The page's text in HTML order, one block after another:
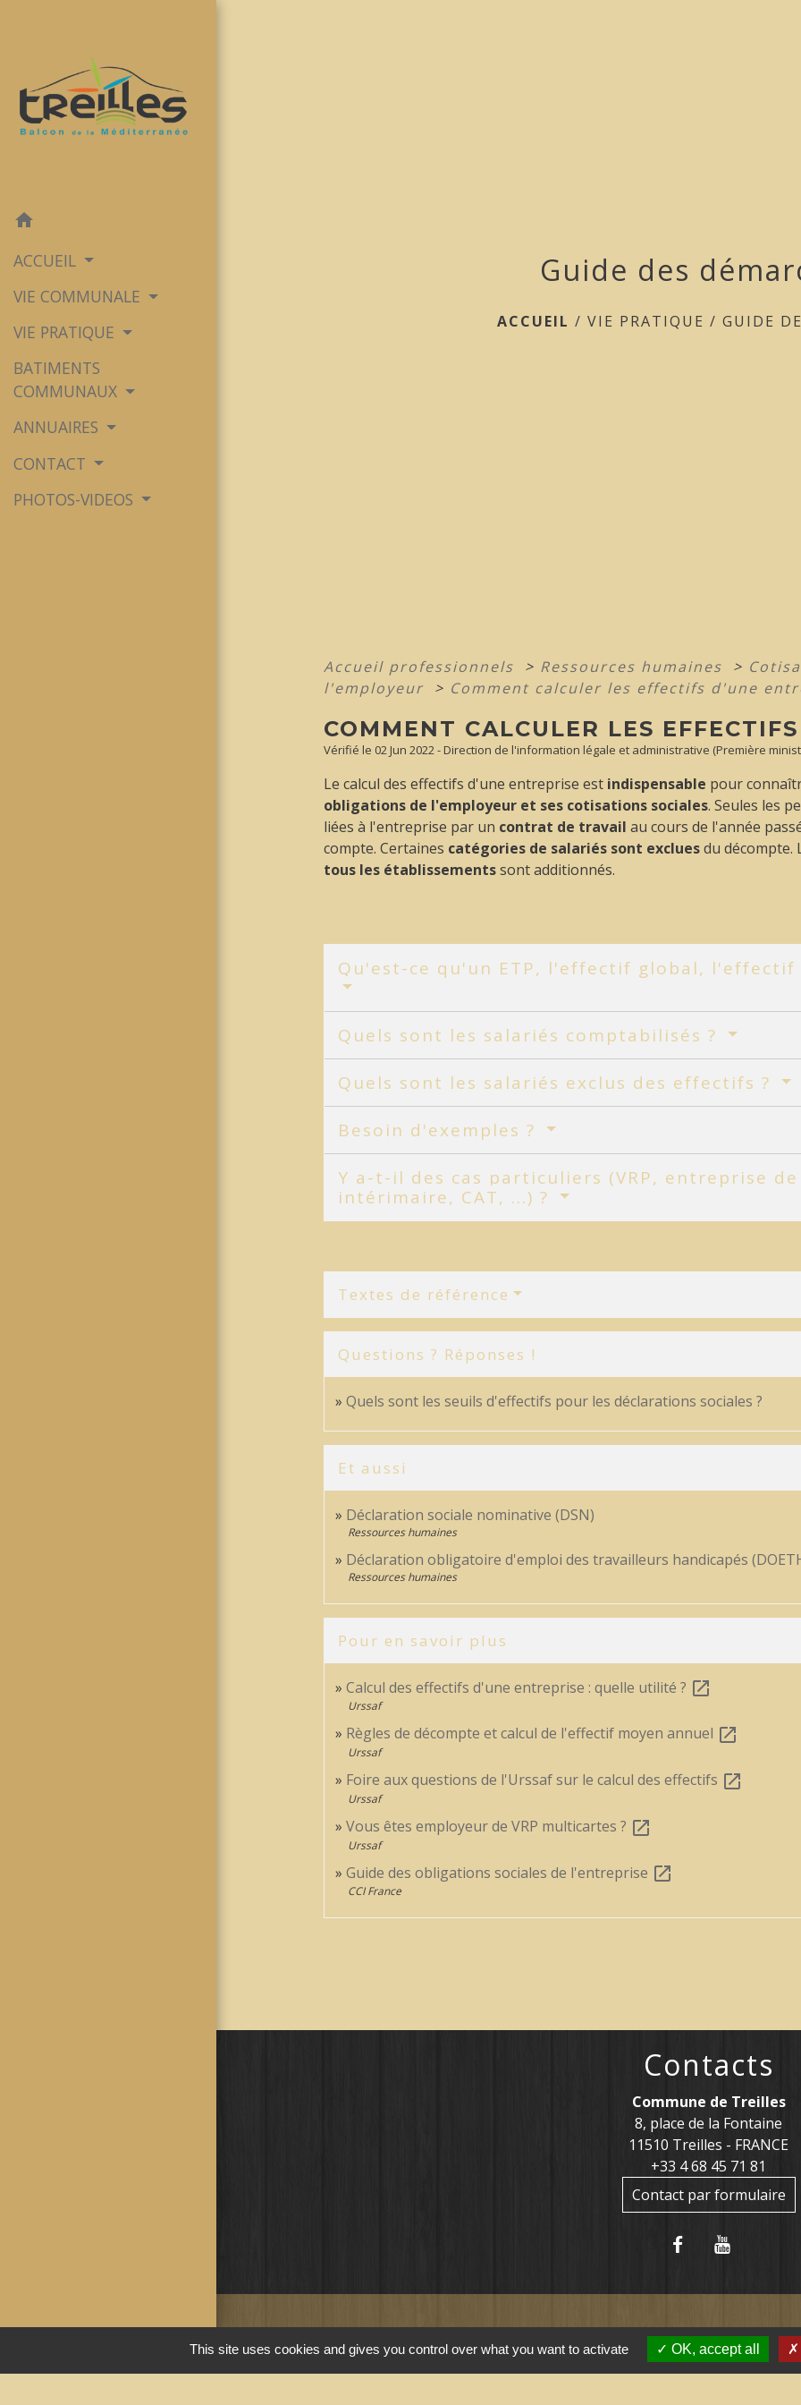
home
ACCUEIL
VIE COMMUNALE
VIE PRATIQUE
BATIMENTS
COMMUNAUX
ANNUAIRES
CONTACT
PHOTOS-VIDEOS
Guide des
ACCUEIL /VIE PRATIQUE /GUIDE
Accueil professionnels > Ressources humaines >
l'employeur > Comment calculer les effectifs d'une
COMMENT CALCULER LES
Vérifié le 02 Jun 2022 - Direction de l'information légale et administrative (Première
Le calcul des effectifs d'une entreprise est indispensable pour
obligations de l'employeur et ses cotisations sociales. Seules les
liées à l'entreprise par un contrat de travail au cours de l'année
compte. Certaines catégories de salariés sont excluesdu décompte.
tous les établissementssont additionnés.
Qu'est-ce qu'un ETP, l'effectif global, l'effectif
Quels sont les salariés comptabilisés ?
Quels sont les salariés exclus des effectifs ?
Besoin d'exemples ?
Y a-t-il des cas particuliers (VRP, entreprise
intérimaire, CAT, ...) ?
Textes de référence
Questions ? Réponses !
Quels sont les seuils d'effectifs pour les déclarations sociales ?
Et aussi
Déclaration sociale nominative (DSN)
Ressources humaines
Déclaration obligatoire d'emploi des travailleurs handicapés
Ressources humaines
Pour en savoir plus
Calcul des effectifs d'une entreprise : quelle utilité ? open_in_new
Urssaf
Règles de décompte et calcul de l'effectif moyen annuel open_in_new
Urssaf
Foire aux questions de l'Urssaf sur le calcul des effectifs open_in_new
Urssaf
Vous êtes employeur de VRP multicartes ? open_in_new
Urssaf
Guide des obligations sociales de l'entreprise open_in_new
CCI France
Contacts
Commune de Treilles
8, place de la Fontaine
11510 Treilles - FRANCE
+33 4 68 45 71 81
Contact par formulaire
Liens utiles
This site uses cookies and gives you control over what you want to activate OK, accept all